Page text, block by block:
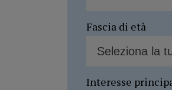
Fascia di età
Interesse